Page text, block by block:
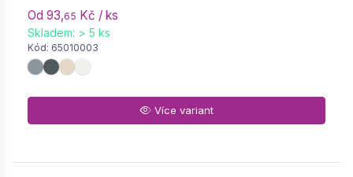
Od 93,65 Kč / ks
Skladem: > 5 ks
Kód: 65010003
Více variant